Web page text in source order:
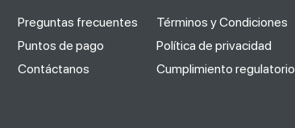
Preguntas frecuentes
Puntos de pago
Contáctanos
Términos y Condiciones
Política de privacidad
Cumplimiento regulatorio